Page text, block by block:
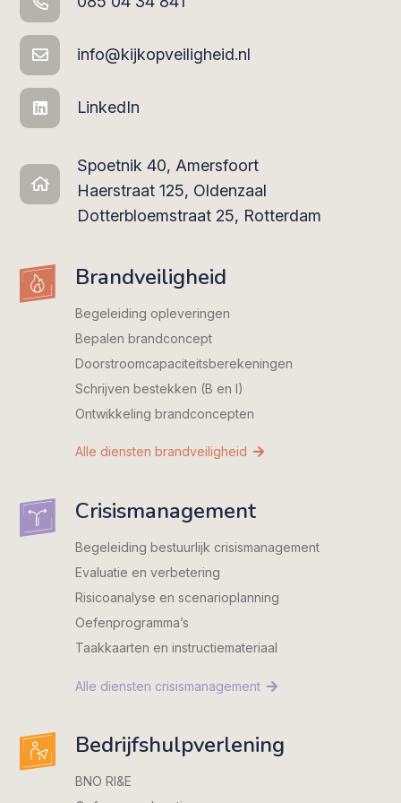
info@kijkopveiligheid.nl
LinkedIn
Spoetnik 40, Amersfoort
Haerstraat 125, Oldenzaal
Dotterbloemstraat 25, Rotterdam
Brandveiligheid
Begeleiding opleveringen
Bepalen brandconcept
Doorstroomcapaciteits­berekeningen
Schrijven bestekken (B en I)
Ontwikkeling brandconcepten
Alle diensten brandveiligheid
Crisismanagement
Begeleiding bestuurlijk crisismanagement
Evaluatie en verbetering
Risicoanalyse en scenarioplanning
Oefenprogramma’s
Taakkaarten en instructiemateriaal
Alle diensten crisismanagement
Bedrijfshulpverlening
BNO RI&E